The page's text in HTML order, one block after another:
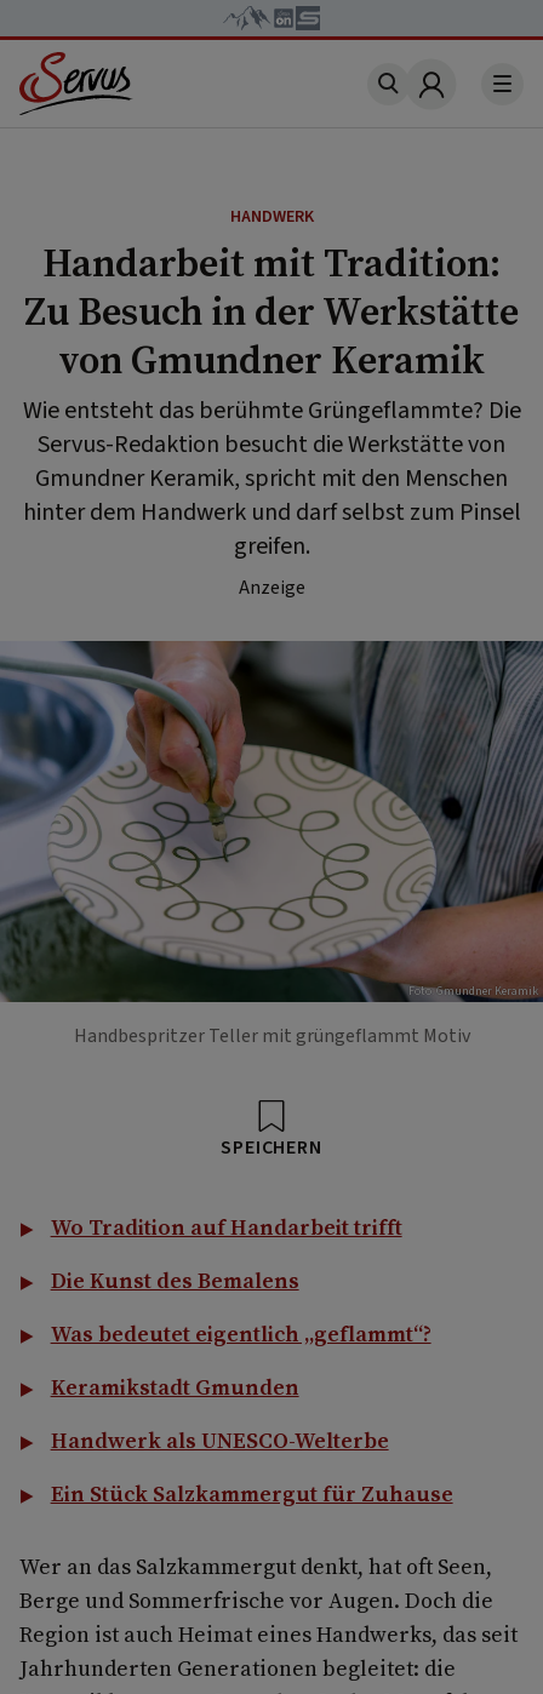
Account
HANDWERK
Handarbeit mit Tradition:
Zu Besuch in der Werkstätte
von Gmundner Keramik
Wie entsteht das berühmte Grüngeflammte? Die
Servus-Redaktion besucht die Werkstätte von
Gmundner Keramik, spricht mit den Menschen
hinter dem Handwerk und darf selbst zum Pinsel
greifen.
Anzeige
Foto: Gmundner Keramik
Handbespritzer Teller mit grüngeflammt Motiv
SPEICHERN
Wo Tradition auf Handarbeit trifft
Die Kunst des Bemalens
Was bedeutet eigentlich „geflammt“?
Keramikstadt Gmunden
Handwerk als UNESCO-Welterbe
Ein Stück Salzkammergut für Zuhause
Wer an das Salzkammergut denkt, hat oft Seen,
Berge und Sommerfrische vor Augen. Doch die
Region ist auch Heimat eines Handwerks, das seit
Jahrhunderten Generationen begleitet: die